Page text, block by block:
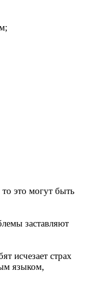
это могут быть
заставляют
исчезает страх
языком,